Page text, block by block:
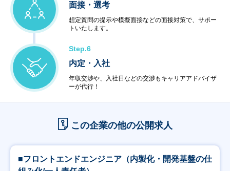
面接・選考
想定質問の提示や模擬面接などの面接対策で、サポー
トいたします。
Step.6
内定・入社
年収交渉や、入社日などの交渉もキャリアアドバイザ
ーが代行！
この企業の他の公開求人
■フロントエンドエンジニア（内製化・開発基盤の仕